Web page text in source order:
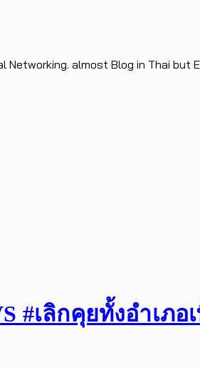
Networking. almost Blog in Thai but
#เลิกคุยทั้งอำเภอ